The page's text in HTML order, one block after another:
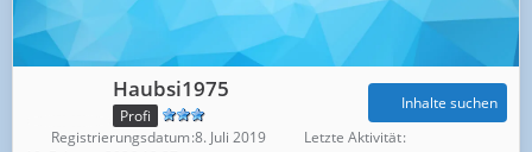
Haubsi1975
Profi
Inhalte suchen
Registrierungsdatum 8. Juli 2019
Letzte Aktivität